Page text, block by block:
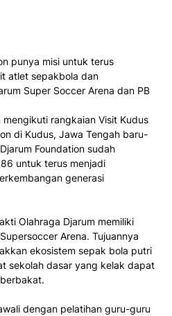
punya misi untuk terus
atlet sepakbola dan
Super Soccer Arena dan PB
rangkaian Visit Kudus
di Kudus, Jawa Tengah baru-
Foundation sudah
untuk terus menjadi
generasi
Olahraga Djarum memiliki
Arena. Tujuannya
ekosistem sepak bola putri
sekolah dasar yang kelak dapat
dengan pelatihan guru-guru